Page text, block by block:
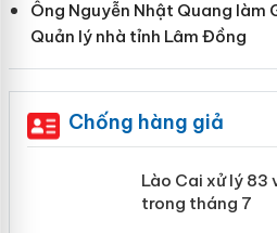
Ông Nguyễn Nhật Quang làm
Quản lý nhà tỉnh Lâm Đồng
Chống hàng giả
Lào Cai xử lý
mại trong tháng